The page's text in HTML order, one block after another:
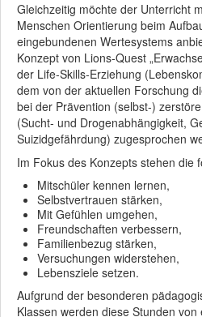
Gleichzeitig möchte der Unterricht
Menschen Orientierung beim
eingebundenen Wertesystems
Konzept von Lions-Quest
der Life-Skills-Erziehung
dem von der aktuellen Forschung
bei der Prävention (selbst-)
(Sucht- und Drogenabhängigkeit,
Suizidgefährdung) zugesprochen
Im Fokus des Konzepts stehen die
Mitschüler kennen lernen,
Selbstvertrauen stärken,
Mit Gefühlen umgehen,
Freundschaften verbessern,
Familienbezug stärken,
Versuchungen widerstehen,
Lebensziele setzen.
Aufgrund der besonderen
Klassen werden diese Stunden